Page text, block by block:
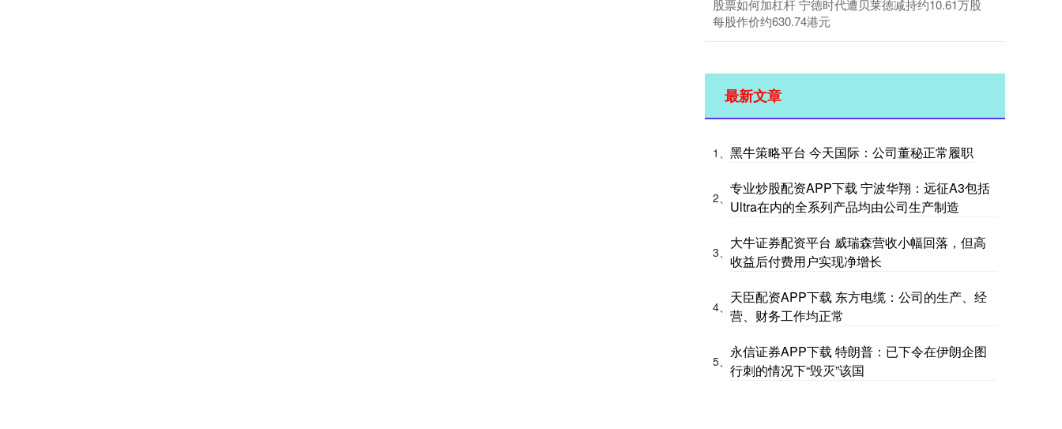
股票如何加杠杆 宁德时代遭贝莱德减持约10.61万股
每股作价约630.74港元
最新文章
1、 黑牛策略平台 今天国际：公司董秘正常履职
2、
专业炒股配资APP下载 宁波华翔：远征A3包括
Ultra在内的全系列产品均由公司生产制造
3、
大牛证券配资平台 威瑞森营收小幅回落，但高
收益后付费用户实现净增长
4、
天臣配资APP下载 东方电缆：公司的生产、经
营、财务工作均正常
5、
永信证券APP下载 特朗普：已下令在伊朗企图
行刺的情况下“毁灭”该国